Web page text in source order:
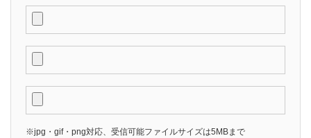
※jpg・gif・png対応、受信可能ファイルサイズは5MBまで